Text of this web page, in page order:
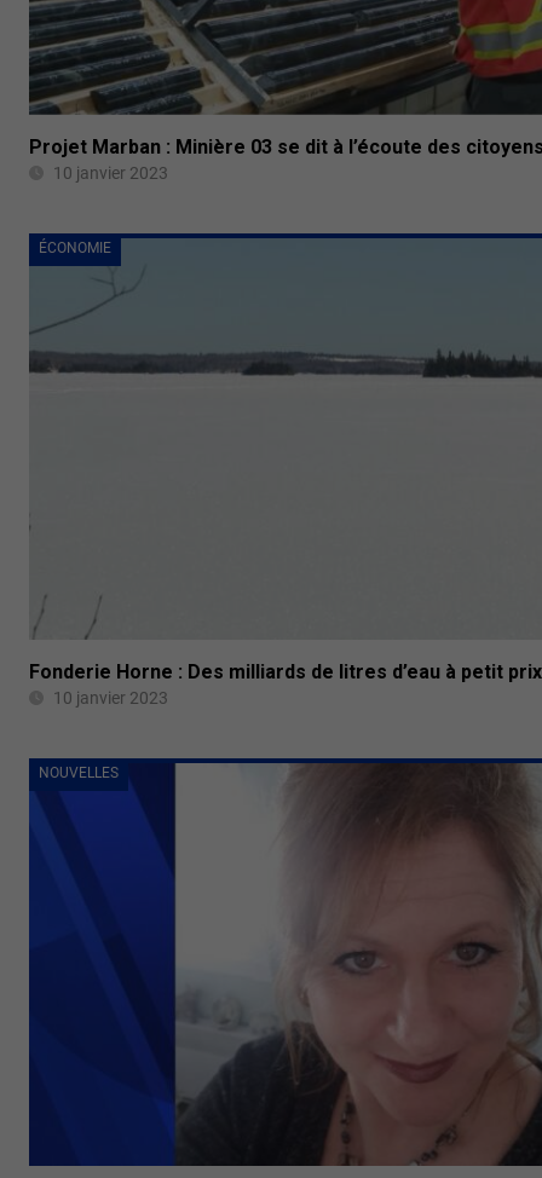
Projet Marban : Minière 03 se dit à l’écoute des
10 janvier 2023
ÉCONOMIE
Fonderie Horne : Des milliards de litres d’eau à petit prix
10 janvier 2023
NOUVELLES